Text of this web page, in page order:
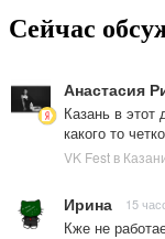
Сейчас
Анастасия
Казань в этот
какого то
VK Fest в
Ирина 15
Кже не